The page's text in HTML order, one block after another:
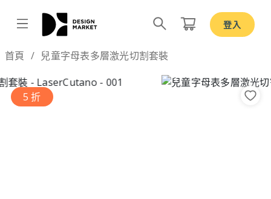
登入
首頁 兒童字母表多層激光切割套裝
5 折